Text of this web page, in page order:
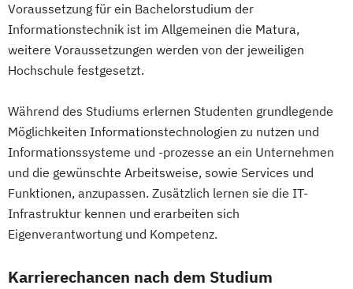
International Management
Kreatives Schreiben und Schreibkulturen
Lehramt Liberal Arts Management
Economics and Data Science
Media and Convergence Management
Medien
Kommunikation und Kultur
Medien- und
Kommunikationswissenschaften
Philosophie Psychologie
Robotics and Artificial Intelligence
Sozialpädagogik und soziale Inklusion
Voraussetzung für ein Bachelorstudium der
Informationstechnik ist im Allgemeinen die Matura,
weitere Voraussetzungen werden von der jeweiligen
Hochschule festgesetzt.
Während des Studiums erlernen Studenten grundlegende
Möglichkeiten Informationstechnologien zu nutzen und
Informationssysteme und -prozesse an ein Unternehmen
und die gewünschte Arbeitsweise, sowie Services und
Funktionen, anzupassen. Zusätzlich lernen sie die IT-
Infrastruktur kennen und erarbeiten sich
Eigenverantwortung und Kompetenz.
Karrierechancen nach dem Studium